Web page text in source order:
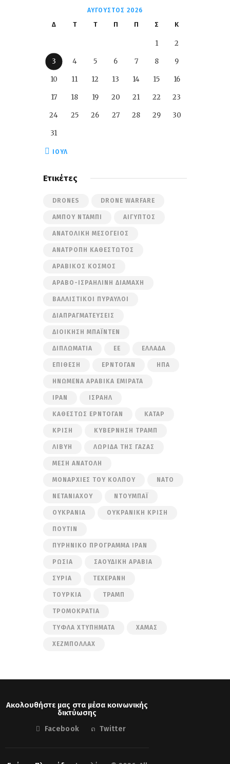
ΑΎΓΟΥΣΤΟΣ 2026
Δ Τ Τ Π Π Σ Κ
1 2
3 4 5 6 7 8 9
10 11 12 13 14 15 16
17 18 19 20 21 22 23
24 25 26 27 28 29 30
31
« ΙΟΎΛ
Ετικέτες
DRONES DRONE WARFARE
ΆΜΠΟΥ ΝΤΆΜΠΙ ΑΊΓΥΠΤΟΣ
ΑΝΑΤΟΛΙΚΉ ΜΕΣΌΓΕΙΟΣ
ΑΝΑΤΡΟΠΉ ΚΑΘΕΣΤΏΤΟΣ
ΑΡΑΒΙΚΌΣ ΚΌΣΜΟΣ
ΑΡΑΒΟ-ΙΣΡΑΗΛΙΝΉ ΔΙΑΜΆΧΗ
ΒΑΛΛΙΣΤΙΚΟΊ ΠΎΡΑΥΛΟΙ
ΔΙΑΠΡΑΓΜΑΤΕΎΣΕΙΣ
ΔΙΟΊΚΗΣΗ ΜΠΆΙΝΤΕΝ
ΔΙΠΛΩΜΑΤΊΑ ΕΕ ΕΛΛΆΔΑ
ΕΠΊΘΕΣΗ ΕΡΝΤΟΓΆΝ ΗΠΑ
ΗΝΩΜΈΝΑ ΑΡΑΒΙΚΆ ΕΜΙΡΆΤΑ
ΙΡΆΝ ΙΣΡΑΉΛ
ΚΑΘΕΣΤΏΣ ΕΡΝΤΟΓΆΝ ΚΑΤΆΡ
ΚΡΊΣΗ ΚΥΒΈΡΝΗΣΗ ΤΡΑΜΠ
ΛΙΒΎΗ ΛΩΡΊΔΑ ΤΗΣ ΓΆΖΑΣ
ΜΈΣΗ ΑΝΑΤΟΛΉ
ΜΟΝΑΡΧΊΕΣ ΤΟΥ ΚΌΛΠΟΥ ΝΑΤΟ
ΝΕΤΑΝΙΆΧΟΥ ΝΤΟΥΜΠΆΙ
ΟΥΚΡΑΝΊΑ ΟΥΚΡΑΝΙΚΉ ΚΡΊΣΗ
ΠΟΎΤΙΝ
ΠΥΡΗΝΙΚΌ ΠΡΌΓΡΑΜΜΑ ΙΡΆΝ
ΡΩΣΊΑ ΣΑΟΥΔΙΚΉ ΑΡΑΒΊΑ
ΣΥΡΊΑ ΤΕΧΕΡΆΝΗ
ΤΟΥΡΚΊΑ ΤΡΑΜΠ
ΤΡΟΜΟΚΡΑΤΊΑ
ΤΥΦΛΆ ΧΤΥΠΉΜΑΤΑ ΧΑΜΆΣ
ΧΕΖΜΠΟΛΛΆΧ
Ακολουθήστε μας στα μέσα κοινωνικής
δικτύωσης
Facebook Twitter